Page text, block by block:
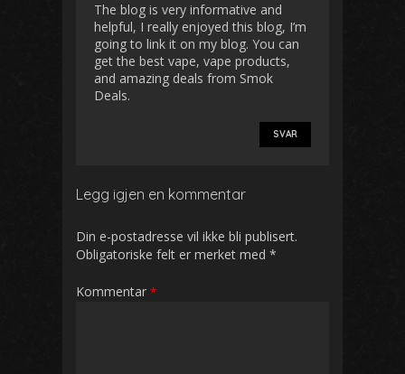
The blog is very informative and
helpful, I really enjoyed this blog, I’m
going to link it on my blog. You can
get the best vape, vape products,
and amazing deals from Smok
Deals.
SVAR
Legg igjen en kommentar
Din e-postadresse vil ikke bli publisert.
Obligatoriske felt er merket med *
Kommentar *